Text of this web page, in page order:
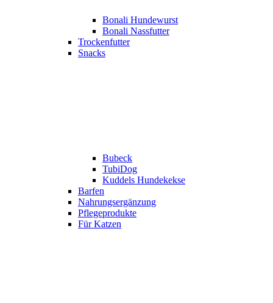
Bonali Hundewurst
Bonali Nassfutter
Trockenfutter
Snacks
Bubeck
TubiDog
Kuddels Hundekekse
Barfen
Nahrungsergänzung
Pflegeprodukte
Für Katzen